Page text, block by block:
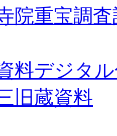
院重宝調
料デジタ
旧蔵資料